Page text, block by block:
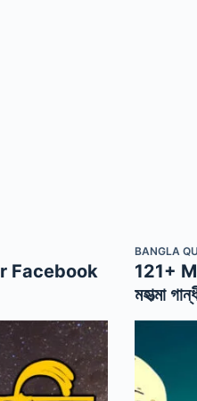
Facebook
BANGLA
121+
মহাত্মা